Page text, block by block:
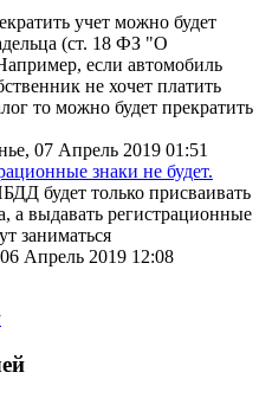
учет можно будет
(ст. 18 ФЗ "О
если автомобиль
не хочет платить
то можно будет прекратить
07 Апрель 2019 01:51
знаки не будет.
будет только присваивать
а выдавать регистрационные
заниматься
Апрель 2019 12:08